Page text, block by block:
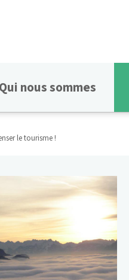
Qui nous sommes
le tourisme !